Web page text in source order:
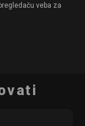
veba za